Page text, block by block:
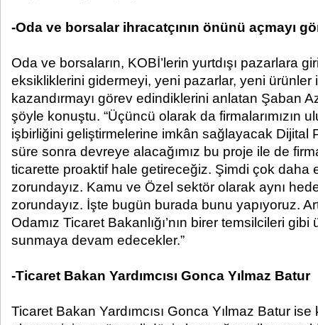
-Oda ve borsalar ihracatçının önünü açmayı
Oda ve borsaların, KOBİ’lerin yurtdışı pazarlara
eksikliklerini gidermeyi, yeni pazarlar, yeni ürünler
kazandırmayı görev edindiklerini anlatan Şaban
şöyle konuştu. “Üçüncü olarak da firmalarımızın
işbirliğini geliştirmelerine imkân sağlayacak Dijital
süre sonra devreye alacağımız bu proje ile de
ticarette proaktif hale getireceğiz. Şimdi çok daha
zorundayız. Kamu ve Özel sektör olarak aynı
zorundayız. İşte bugün burada bunu yapıyoruz.
Odamız Ticaret Bakanlığı’nın birer temsilcileri
sunmaya devam edecekler.”
-Ticaret Bakan Yardımcısı Gonca Yılmaz Batur
Ticaret Bakan Yardımcısı Gonca Yılmaz Batur